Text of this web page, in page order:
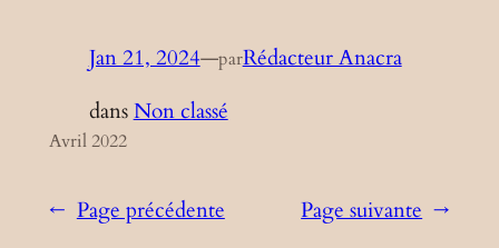
Jan 21, 2024—parRédacteur Anacra
dansNon classé
Avril 2022
← Page précédente Page suivante →